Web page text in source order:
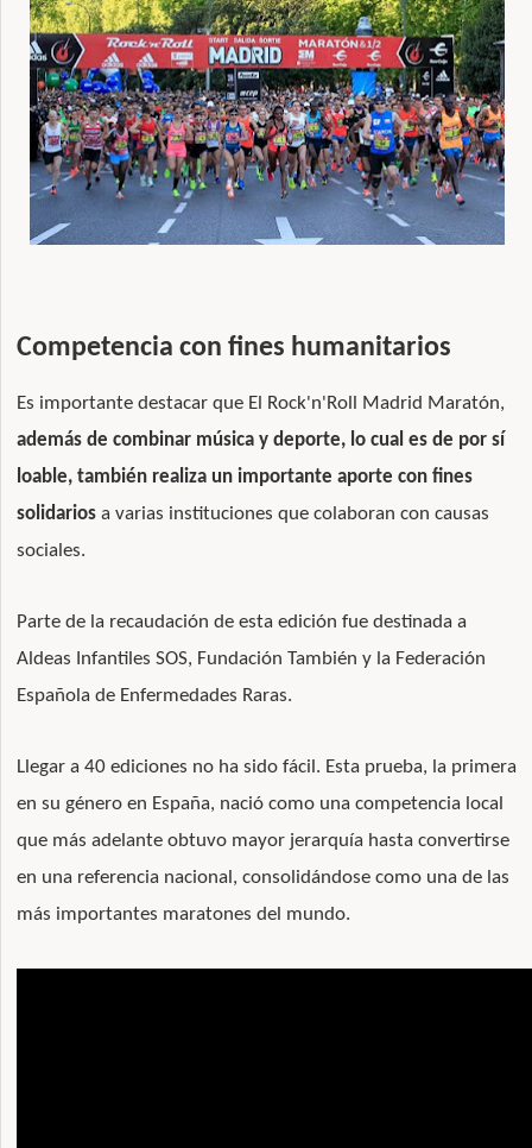
Competencia con fines humanitarios
Es importante destacar que El Rock'n'Roll Madrid Maratón,
además de combinar música y deporte, lo cual es de por sí
loable, también realiza un importante aporte con fines
solidariosa varias instituciones que colaboran con causas
sociales.
Parte de la recaudación de esta edición fue destinada a
Aldeas Infantiles SOS, Fundación También y la Federación
Española de Enfermedades Raras.
Llegar a 40 ediciones no ha sido fácil. Esta prueba, la primera
en su género en España, nació como una competencia local
que más adelante obtuvo mayor jerarquía hasta convertirse
en una referencia nacional, consolidándose como una de las
más importantes maratones del mundo.